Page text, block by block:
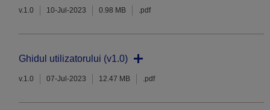
v.1.0 10-Jul-2023 0.98 MB .pdf
Ghidul utilizatorului (v1.0)
v.1.0 07-Jul-2023 12.47 MB .pdf